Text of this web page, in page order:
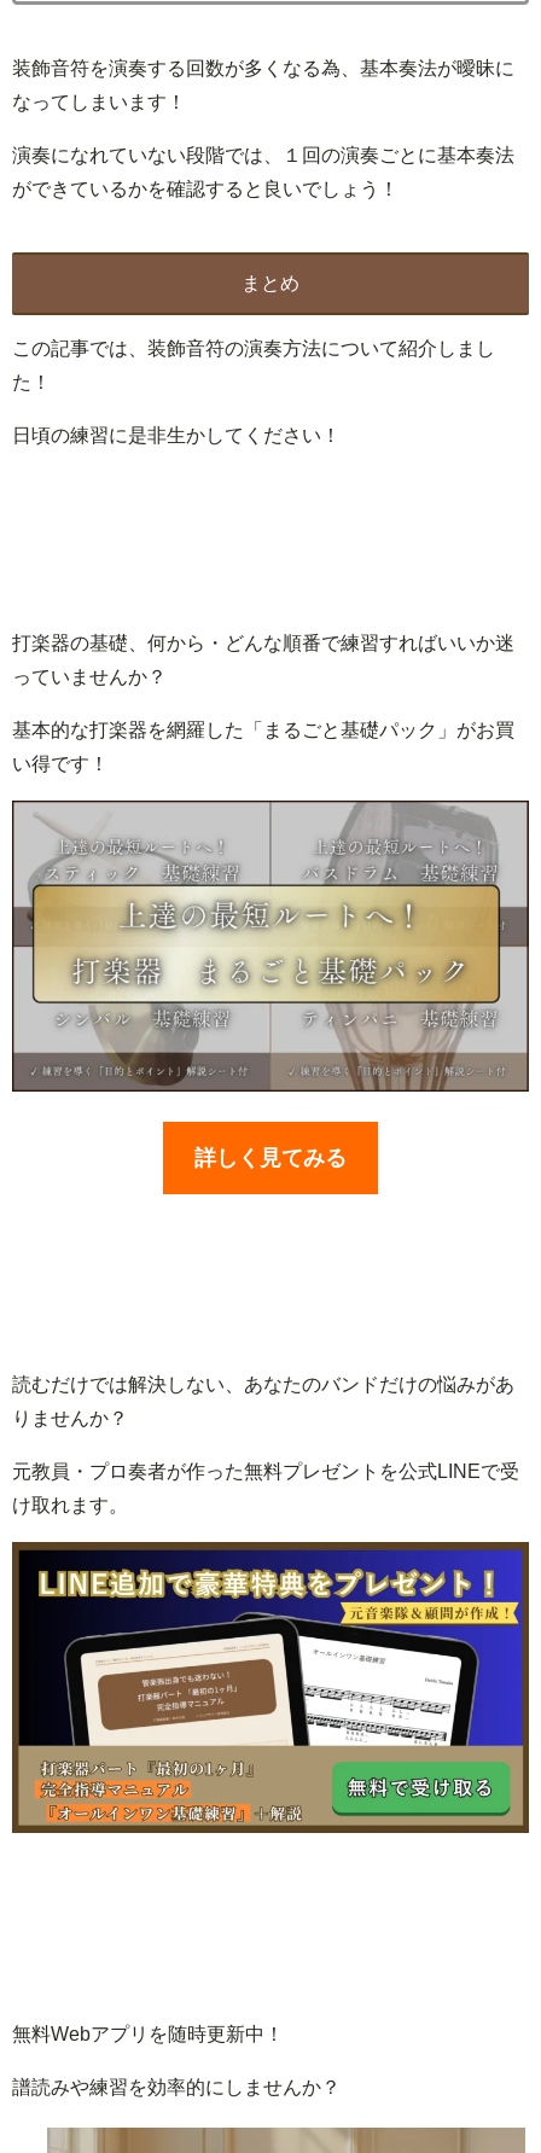
装飾音符を演奏する回数が多くなる為、基本奏法が曖昧に
なってしまいます！
演奏になれていない段階では、１回の演奏ごとに基本奏法
ができているかを確認すると良いでしょう！
まとめ
この記事では、装飾音符の演奏方法について紹介しまし
た！
日頃の練習に是非生かしてください！
打楽器の基礎、何から・どんな順番で練習すればいいか迷
っていませんか？
基本的な打楽器を網羅した「まるごと基礎パック」がお買
い得です！
詳しく見てみる
読むだけでは解決しない、あなたのバンドだけの悩みがあ
りませんか？
元教員・プロ奏者が作った無料プレゼントを公式LINEで受
け取れます。
無料Webアプリを随時更新中！
譜読みや練習を効率的にしませんか？